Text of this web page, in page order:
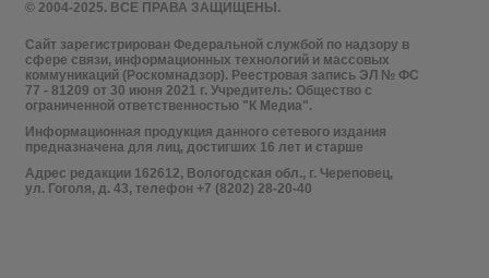
© 2004-2025. ВСЕ ПРАВА ЗАЩИЩЕНЫ.
Сайт зарегистрирован Федеральной службой по надзору в
сфере связи, информационных технологий и массовых
коммуникаций (Роскомнадзор). Реестровая запись ЭЛ № ФС
77 - 81209 от 30 июня 2021 г. Учредитель: Общество с
ограниченной ответственностью "К Медиа".
Информационная продукция данного сетевого издания
предназначена для лиц, достигших 16 лет и старше
Адрес редакции 162612, Вологодская обл., г. Череповец,
ул. Гоголя, д. 43, телефон +7 (8202) 28-20-40